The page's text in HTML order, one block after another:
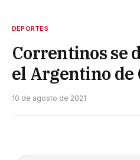
DEPORTES
Correntinos se
el Argentino de
10 de agosto de 2021